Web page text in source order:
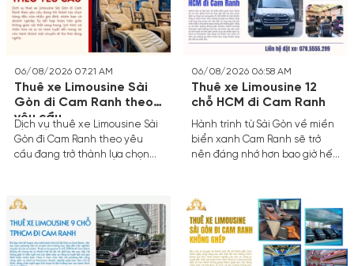
chuyến đi dài gần 400km sẽ
biến thành một trải nghiệm
nghỉ dưỡng ngay trên bánh xe.
sự tiện nghi vượt trội, không
gian riêng tư và thời gian di
chuyển rút ngắn tối đa qua hệ
thống cao tốc hiện đại.
06/08/2026 07:21 AM
Thuê xe Limousine Sài
Gòn đi Cam Ranh theo
yêu cầu
Dịch vụ thuê xe Limousine Sài
Gòn đi Cam Ranh theo yêu
cầu đang trở thành lựa chọn
kết hợp hoàn hảo giữa không
gian nội thất sang trọng, lịch
trình cá nhân hóa và sự an
toàn tuyệt đối mang lại cho
hành khách một chuyến đi thư
06/08/2026 06:58 AM
Thuê xe Limousine 12
chỗ HCM đi Cam Ranh
Hành trình từ Sài Gòn về miền
biển xanh Cam Ranh sẽ trở
nên đáng nhớ hơn bao giờ hết
Ranh.